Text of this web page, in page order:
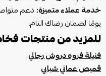
خدمة عملاء متميزة:
يومًا لضمان رضاك التام.
للمزيد من منتجات
فنيلة فروه دروش رجالي
قميص عماني شبابي